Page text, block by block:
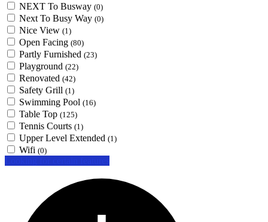
NEXT To Busway (0)
Next To Busy Way (0)
Nice View (1)
Open Facing (80)
Partly Furnished (23)
Playground (22)
Renovated (42)
Safety Grill (1)
Swimming Pool (16)
Table Top (125)
Tennis Courts (1)
Upper Level Extended (1)
Wifi (0)